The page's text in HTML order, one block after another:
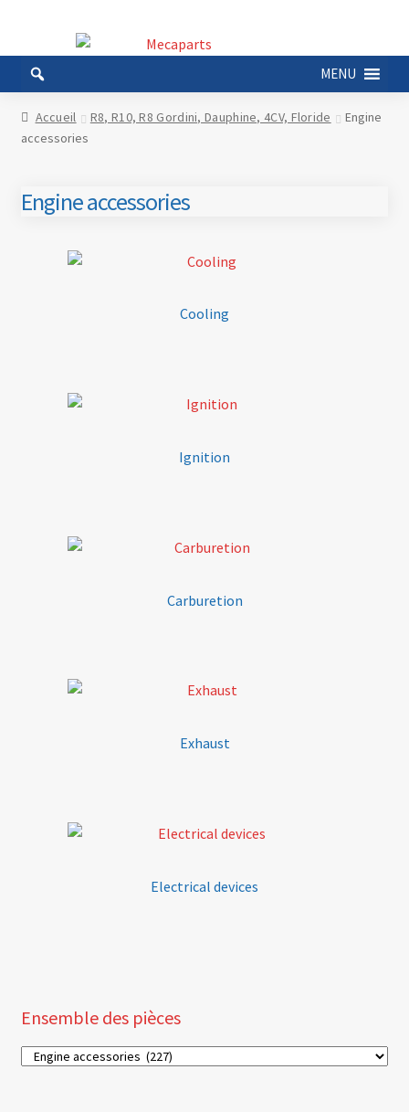
la
navigation
au
contenu
MENU
Accueil R8, R10, R8 Gordini, Dauphine, 4CV, Floride
Engine
accessories
Engine accessories
Cooling
Ignition
Carburetion
Exhaust
Electrical devices
Ensemble des pièces